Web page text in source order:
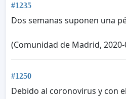
#1235
Dos semanas suponen una
(Comunidad de Madrid, 2020-
#1250
Debido al coronovirus y con